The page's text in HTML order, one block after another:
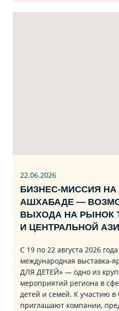
22.06.2026
БИЗНЕС‑МИССИЯ НА
АШХАБАДЕ —
ВЫХОДА НА РЫНОК
И ЦЕНТРАЛЬНОЙ
С 19 по 22 августа 2026
международная
ДЛЯ ДЕТЕЙ» — одно из
мероприятий региона в
детей и семей. К участию в
приглашают компании,